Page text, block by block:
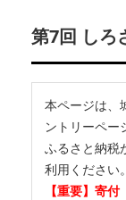
第7回 しろ
本ページは、
ントリーペー
ふるさと納税
利用ください。
【重要】寄